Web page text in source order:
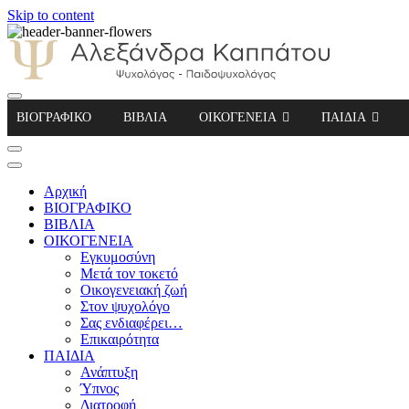
Skip to content
Αλεξάνδρα Καππάτου Ψυχολόγος –
ΒΙΟΓΡΑΦΙΚΟ ΒΙΒΛΙΑ ΟΙΚΟΓΕΝΕΙΑ ΠΑΙΔΙΑ
Αρχική
ΒΙΟΓΡΑΦΙΚΟ
ΒΙΒΛΙΑ
ΟΙΚΟΓΕΝΕΙΑ
Εγκυμοσύνη
Μετά τον τοκετό
Οικογενειακή ζωή
Στον ψυχολόγο
Σας ενδιαφέρει…
Επικαιρότητα
ΠΑΙΔΙΑ
Ανάπτυξη
Ύπνος
Διατροφή